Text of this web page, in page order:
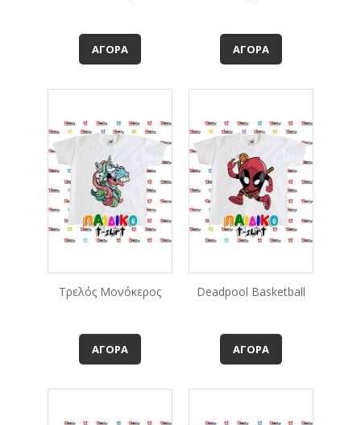
ΑΓΟΡΆ ΑΓΟΡΆ
Τρελός Μονόκερος
ΑΓΟΡΆ
Deadpool Basketball
ΑΓΟΡΆ